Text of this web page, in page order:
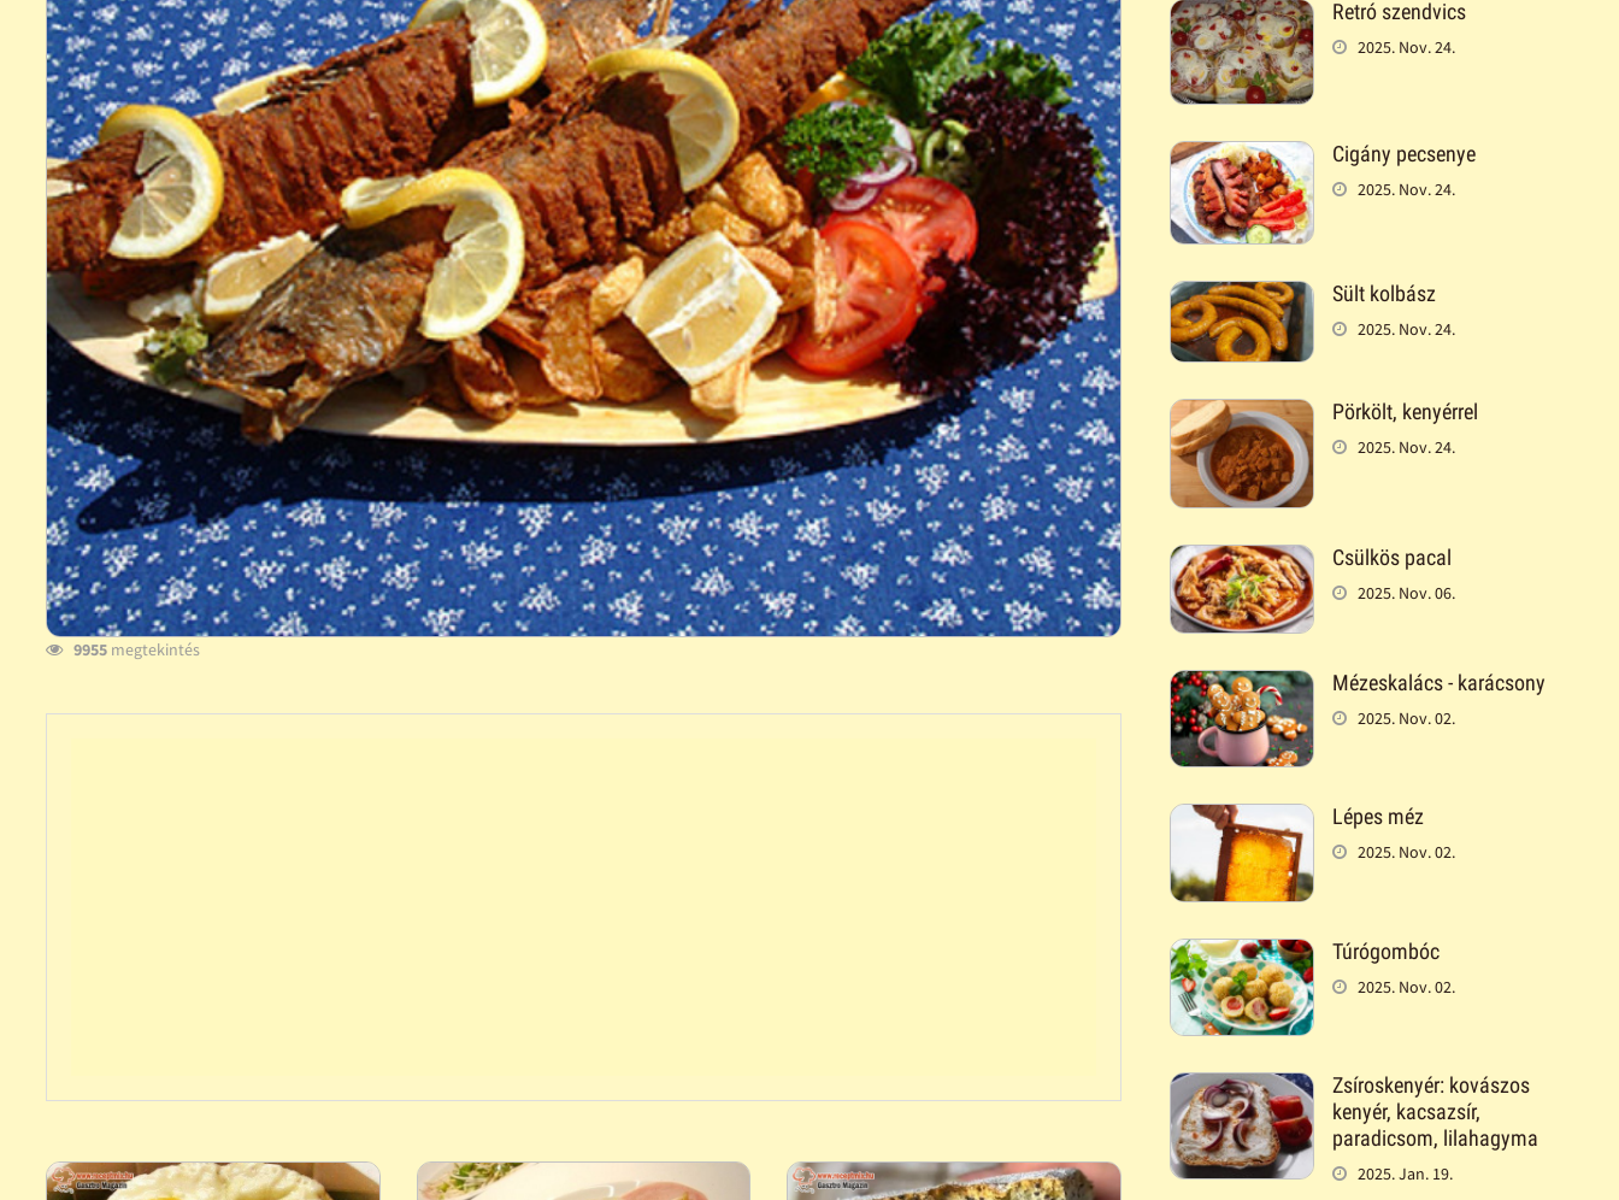
9955 megtekintés
Retró szendvics
2025. Nov. 24.
Cigány pecsenye
2025. Nov. 24.
Sült kolbász
2025. Nov. 24.
Pörkölt, kenyérrel
2025. Nov. 24.
Csülkös pacal
2025. Nov. 06.
Mézeskalács - karácsony
2025. Nov. 02.
Lépes méz
2025. Nov. 02.
Túrógombóc
2025. Nov. 02.
Zsíroskenyér: kovászos
kenyér, kacsazsír,
paradicsom, lilahagyma
2025. Jan. 19.